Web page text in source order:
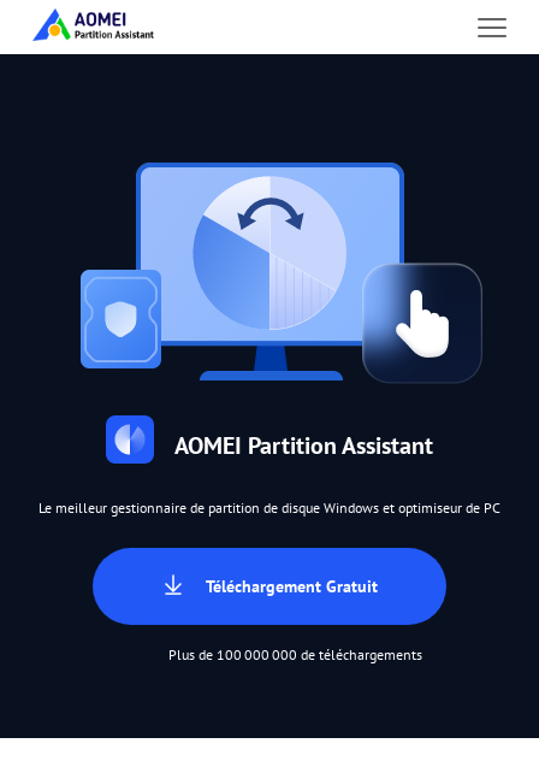
AOMEI Partition Assistant
Le meilleur gestionnaire de partition de disque Windows et optimiseur de PC
Téléchargement Gratuit
Plus de 100 000 000 de téléchargements